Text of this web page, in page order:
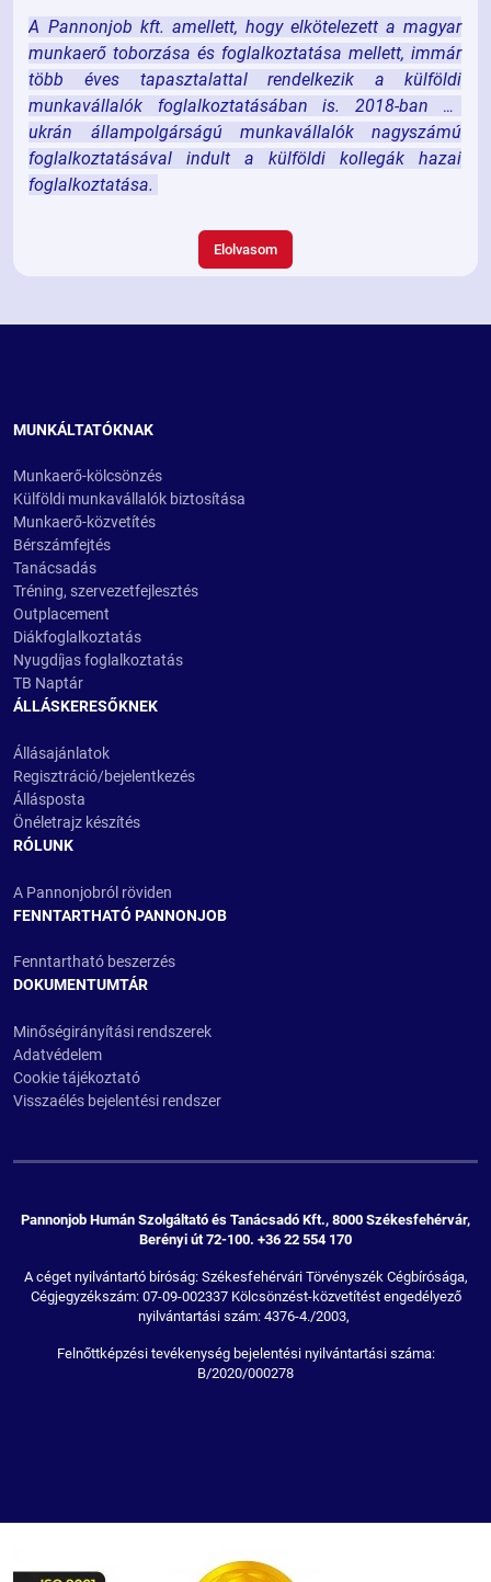
A Pannonjob kft. amellett, hogy elkötelezett a magyar
munkaerő toborzása és foglalkoztatása mellett, immár
több éves tapasztalattal rendelkezik a külföldi
munkavállalók foglalkoztatásában is. 2018-ban az
ukrán állampolgárságú munkavállalók nagyszámú
foglalkoztatásával indult a külföldi kollegák hazai
foglalkoztatása.
Elolvasom
MUNKÁLTATÓKNAK
Munkaerő-kölcsönzés
Külföldi munkavállalók biztosítása
Munkaerő-közvetítés
Bérszámfejtés
Tanácsadás
Tréning, szervezetfejlesztés
Outplacement
Diákfoglalkoztatás
Nyugdíjas foglalkoztatás
TB Naptár
ÁLLÁSKERESŐKNEK
Állásajánlatok
Regisztráció/bejelentkezés
Állásposta
Önéletrajz készítés
RÓLUNK
A Pannonjobról röviden
FENNTARTHATÓ PANNONJOB
Fenntartható beszerzés
DOKUMENTUMTÁR
Minőségirányítási rendszerek
Adatvédelem
Cookie tájékoztató
Visszaélés bejelentési rendszer
Pannonjob Humán Szolgáltató és Tanácsadó Kft., 8000 Székesfehérvár,
Berényi út 72-100. +36 22 554 170
A céget nyilvántartó bíróság: Székesfehérvári Törvényszék Cégbírósága,
Cégjegyzékszám: 07-09-002337 Kölcsönzést-közvetítést engedélyező
nyilvántartási szám: 4376-4./2003,
Felnőttképzési tevékenység bejelentési nyilvántartási száma:
B/2020/000278